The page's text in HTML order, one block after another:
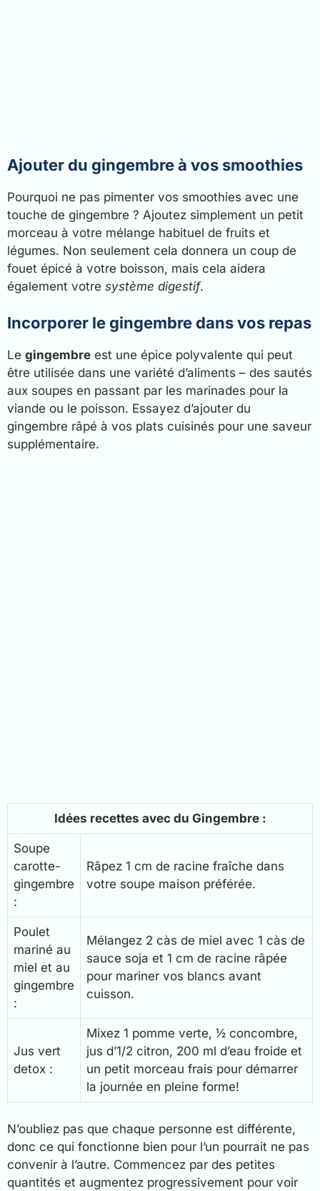
Ajouter du gingembre à vos smoothies
Pourquoi ne pas pimenter vos smoothies avec une
touche de gingembre ? Ajoutez simplement un petit
morceau à votre mélange habituel de fruits et
légumes. Non seulement cela donnera un coup de
fouet épicé à votre boisson, mais cela aidera
également votre système digestif.
Incorporer le gingembre dans vos repas
Le gingembre est une épice polyvalente qui peut
être utilisée dans une variété d’aliments – des sautés
aux soupes en passant par les marinades pour la
viande ou le poisson. Essayez d’ajouter du
gingembre râpé à vos plats cuisinés pour une saveur
supplémentaire.
Idées recettes avec du Gingembre :
Soupe
carotte-
gingembre
:
Râpez 1 cm de racine fraîche dans
votre soupe maison préférée.
Poulet
mariné au
miel et au
gingembre
:
Mélangez 2 càs de miel avec 1 càs de
sauce soja et 1 cm de racine râpée
pour mariner vos blancs avant
cuisson.
Jus vert
detox :
Mixez 1 pomme verte, ½ concombre,
jus d’1/2 citron, 200 ml d’eau froide et
un petit morceau frais pour démarrer
la journée en pleine forme!
N’oubliez pas que chaque personne est différente,
donc ce qui fonctionne bien pour l’un pourrait ne pas
convenir à l’autre. Commencez par des petites
quantités et augmentez progressivement pour voir